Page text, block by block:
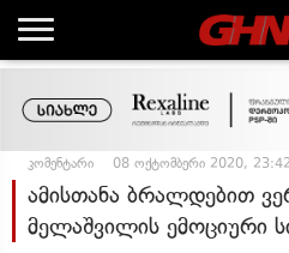
კომენტარი 08 ოქტომბერი 2020, 23:42
ამისთანა ბრალდებით
მელაშვილის ემოციური